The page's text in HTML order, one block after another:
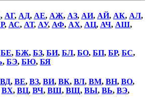
, АГ, АД, АЕ, АЖ, АЗ, АИ, АЙ, АК, АЛ,
, АС, АТ, АУ, АФ, АХ, АЦ, АЧ, АШ,
БЕ, БЖ, БЗ, БИ, БЛ, БО, БП, БР, БС,
, БЭ, БЮ, БЯ
ВД, ВЕ, ВЗ, ВИ, ВК, ВЛ, ВМ, ВН, ВО,
ВХ, ВЦ, ВЧ, ВШ, ВЩ, ВЫ, ВЬ, ВЭ,